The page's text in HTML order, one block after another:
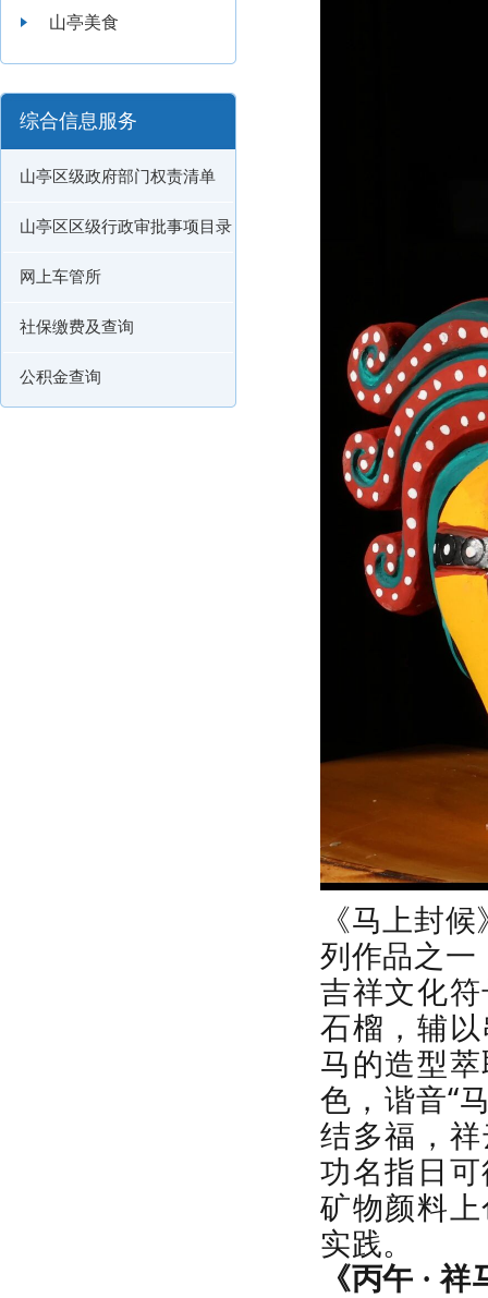
山亭美食
综合信息服务
山亭区级政府部门权责清单
山亭区区级行政审批事项目录
网上车管所
社保缴费及查询
公积金查询
《马上封
列作品之一
吉祥文化
石榴，辅
马的造型
色，谐音“
结多福，
功名指日
矿物颜料
实践。
《丙午 · 祥